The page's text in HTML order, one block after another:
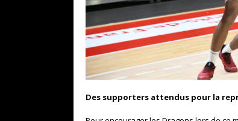
Des supporters attendus pour la